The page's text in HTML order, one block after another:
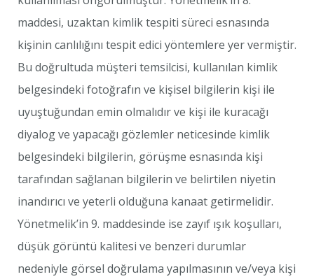
maddesi, uzaktan kimlik tespiti süreci esnasında
kişinin canlılığını tespit edici yöntemlere yer vermiştir.
Bu doğrultuda müşteri temsilcisi, kullanılan kimlik
belgesindeki fotoğrafın ve kişisel bilgilerin kişi ile
uyuştuğundan emin olmalıdır ve kişi ile kuracağı
diyalog ve yapacağı gözlemler neticesinde kimlik
belgesindeki bilgilerin, görüşme esnasında kişi
tarafından sağlanan bilgilerin ve belirtilen niyetin
inandırıcı ve yeterli olduğuna kanaat getirmelidir.
Yönetmelik’in 9. maddesinde ise zayıf ışık koşulları,
düşük görüntü kalitesi ve benzeri durumlar
nedeniyle görsel doğrulama yapılmasının ve/veya kişi